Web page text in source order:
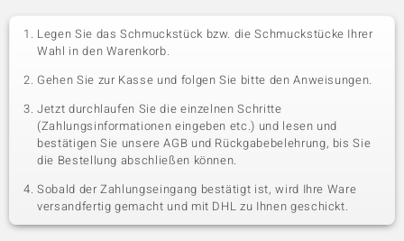
Legen Sie das Schmuckstück bzw. die Schmuckstücke Ihrer
Wahl in den Warenkorb.
Gehen Sie zur Kasse und folgen Sie bitte den Anweisungen.
Jetzt durchlaufen Sie die einzelnen Schritte
(Zahlungsinformationen eingeben etc.) und lesen und
bestätigen Sie unsere AGB und Rückgabebelehrung, bis Sie
die Bestellung abschließen können.
Sobald der Zahlungseingang bestätigt ist, wird Ihre Ware
versandfertig gemacht und mit DHL zu Ihnen geschickt.